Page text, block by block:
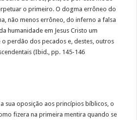
o primeiro. O dogma errôneo do
não menos errôneo, do inferno a falsa
humanidade em Jesus Cristo um
perdão dos pecados e, destes, outros
(Ibid., pp. 145-146
sua oposição aos princípios bíblicos, o
fizera na primeira mentira quando se